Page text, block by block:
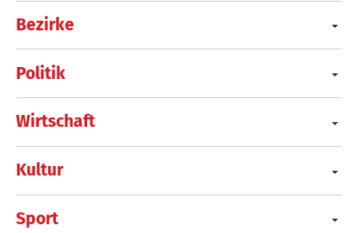
Bezirke
Politik
Wirtschaft
Kultur
Sport